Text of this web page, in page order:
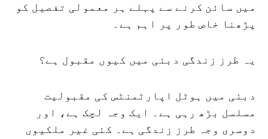
میں سائن کرنے سے پہلے ہر معمولی تفصیل کو
پڑھنا خاص طور پر اہم ہے۔
یہ طرز زندگی دبئی میں کیوں مقبول ہے؟
دبئی میں ہوٹل اپارٹمنٹس کی مقبولیت
مسلسل بڑھ رہی ہے۔ ایک وجہ لچک ہے، اور
دوسری وجہ طرز زندگی ہے۔ کئی غیر ملکیوں